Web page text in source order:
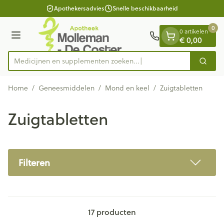
Ga naar de inhoudApothekersadvies Snelle beschikbaarheid
Menu
Product, merk, categorie...
Medicijnen en supplementen Zoek
0 artikelen
€ 0,00
0
Home / Geneesmiddelen / Mond en keel / Zuigtabletten
Zuigtabletten
Filteren
17 producten